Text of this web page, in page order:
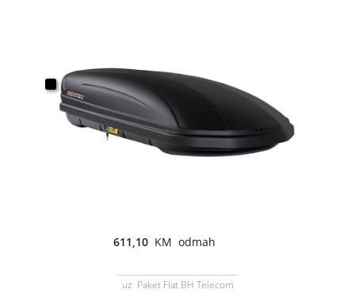
611,10 KM odmah
uz Paket Flat BH Telecom